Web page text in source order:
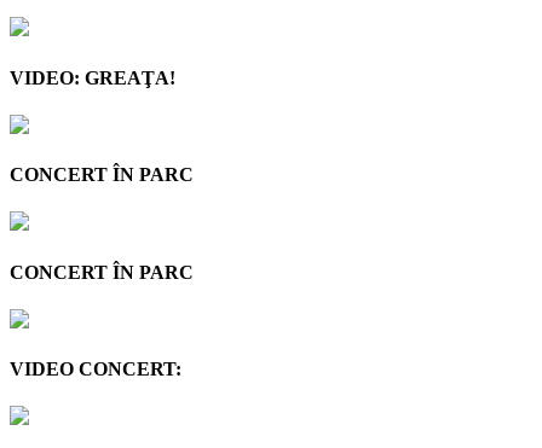
VIDEO: GREAŢA!
CONCERT ÎN PARC
CONCERT ÎN PARC
VIDEO CONCERT: